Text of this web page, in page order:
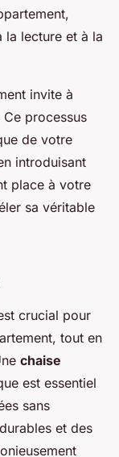
la lecture et à la
invite à
processus
de votre
introduisant
place à votre
sa véritable
crucial pour
tout en
chaise
est essentiel
sans
et des